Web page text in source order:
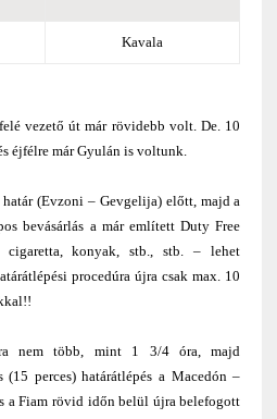
Kavala
vezető út már rövidebb volt. De. 10
éjfélre már Gyulán is voltunk.
(Evzoni – Gevgelija) előtt, majd a
bevásárlás a már említett Duty Free
cigaretta, konyak, stb., stb. – lehet
procedúra újra csak max. 10
nem több, mint 1 3/4 óra, majd
perces) határátlépés a Macedón –
a Fiam rövid időn belül újra belefogott